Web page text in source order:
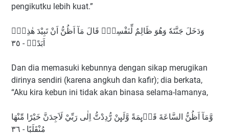
pengikutku lebih kuat.”
وَدَخَلَ جَنَّتَهٗ وَهُوَ ظَالِمٌ لِّنَفْسِهٖۚ قَالَ مَآ اَظُنُّ اَنْ تَبِيْدَ هٰذِهٖٓ
اَبَدًاۙ - ٣٥
Dan dia memasuki kebunnya dengan sikap merugikan
dirinya sendiri (karena angkuh dan kafir); dia berkata,
“Aku kira kebun ini tidak akan binasa selama-lamanya,
وَّمَآ اَظُنُّ السَّاعَةَ قَاۤىِٕمَةً وَّلَىِٕنْ رُّدِدْتُّ اِلٰى رَبِّيْ لَاَجِدَنَّ خَيْرًا مِّنْهَا
مُنْقَلَبًا - ٣٦